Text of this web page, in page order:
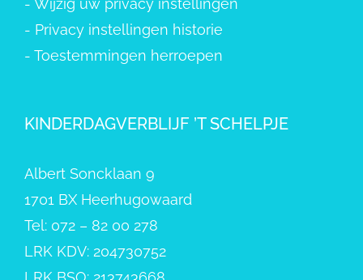
- Wijzig uw privacy instellingen
- Privacy instellingen historie
- Toestemmingen herroepen
KINDERDAGVERBLIJF ’T SCHELPJE
Albert Soncklaan 9
1701 BX Heerhugowaard
Tel: 072 – 82 00 278
LRK KDV: 204730752